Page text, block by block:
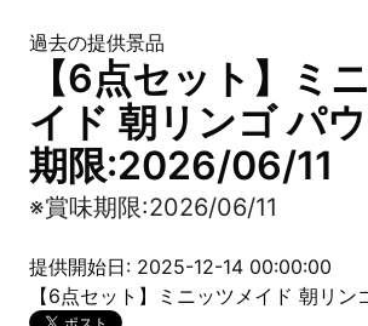
過去の提供景品
【6点セット】ミ
イド 朝リンゴ パ
期限:2026/06/11
※賞味期限:2026/06/11
提供開始日: 2025-12-14 00:00:00
【6点セット】ミニッツメイド 朝リン